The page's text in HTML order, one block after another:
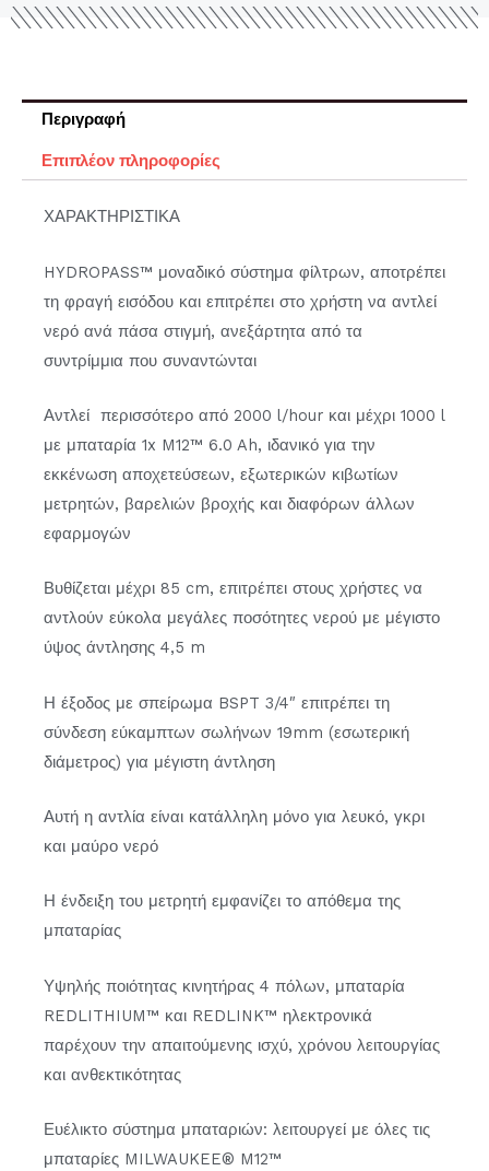
Περιγραφή
Επιπλέον πληροφορίες
ΧΑΡΑΚΤΗΡΙΣΤΙΚΑ
HYDROPASS™ μοναδικό σύστημα φίλτρων, αποτρέπει
τη φραγή εισόδου και επιτρέπει στο χρήστη να αντλεί
νερό ανά πάσα στιγμή, ανεξάρτητα από τα
συντρίμμια που συναντώνται
Αντλεί περισσότερο από 2000 l/hour και μέχρι 1000 l
με μπαταρία 1x M12™ 6.0 Ah, ιδανικό για την
εκκένωση αποχετεύσεων, εξωτερικών κιβωτίων
μετρητών, βαρελιών βροχής και διαφόρων άλλων
εφαρμογών
Βυθίζεται μέχρι 85 cm, επιτρέπει στους χρήστες να
αντλούν εύκολα μεγάλες ποσότητες νερού με μέγιστο
ύψος άντλησης 4,5 m
Η έξοδος με σπείρωμα BSPT 3/4″ επιτρέπει τη
σύνδεση εύκαμπτων σωλήνων 19mm (εσωτερική
διάμετρος) για μέγιστη άντληση
Αυτή η αντλία είναι κατάλληλη μόνο για λευκό, γκρι
και μαύρο νερό
Η ένδειξη του μετρητή εμφανίζει το απόθεμα της
μπαταρίας
Υψηλής ποιότητας κινητήρας 4 πόλων, μπαταρία
REDLITHIUM™ και REDLINK™ ηλεκτρονικά
παρέχουν την απαιτούμενης ισχύ, χρόνου λειτουργίας
και ανθεκτικότητας
Ευέλικτο σύστημα μπαταριών: λειτουργεί με όλες τις
μπαταρίες MILWAUKEE® M12™